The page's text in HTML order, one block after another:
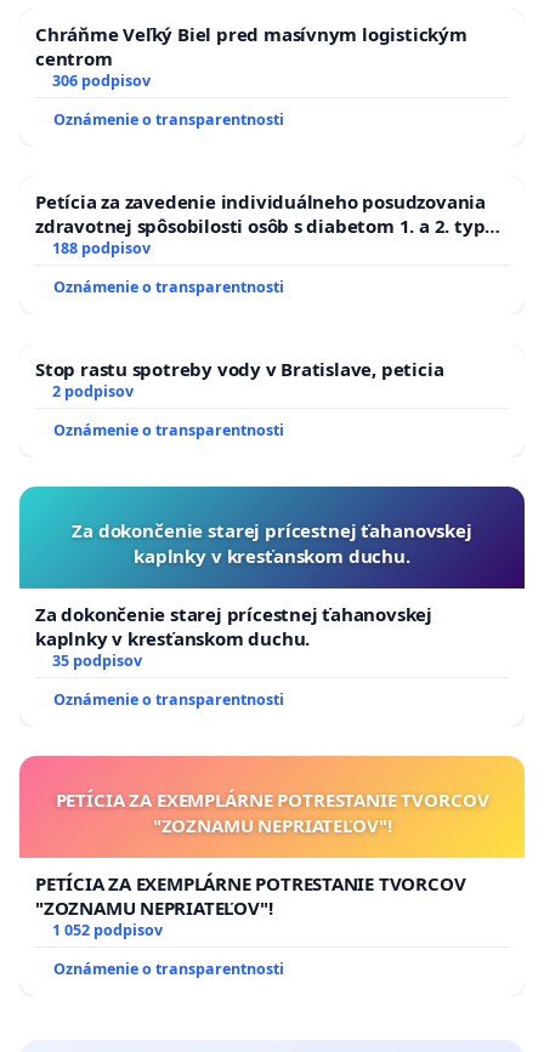
Chráňme Veľký Biel pred masívnym logistickým
centrom
306 podpisov
Oznámenie o transparentnosti
Petícia za zavedenie individuálneho posudzovania
zdravotnej spôsobilosti osôb s diabetom 1. a 2. typu
pri prijímaní do Policajného zboru SR
188 podpisov
Oznámenie o transparentnosti
Stop rastu spotreby vody v Bratislave, peticia
2 podpisov
Oznámenie o transparentnosti
Za dokončenie starej prícestnej ťahanovskej
kaplnky v kresťanskom duchu.
Za dokončenie starej prícestnej ťahanovskej
kaplnky v kresťanskom duchu.
35 podpisov
Oznámenie o transparentnosti
PETÍCIA ZA EXEMPLÁRNE POTRESTANIE TVORCOV
"ZOZNAMU NEPRIATEĽOV"!
PETÍCIA ZA EXEMPLÁRNE POTRESTANIE TVORCOV
"ZOZNAMU NEPRIATEĽOV"!
1 052 podpisov
Oznámenie o transparentnosti